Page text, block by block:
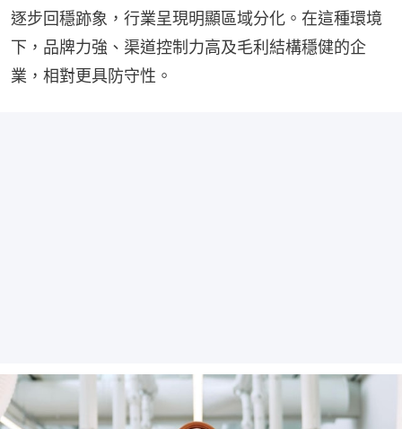
逐步回穩跡象，行業呈現明顯區域分化。在這種環境
下，品牌力強、渠道控制力高及毛利結構穩健的企
業，相對更具防守性。